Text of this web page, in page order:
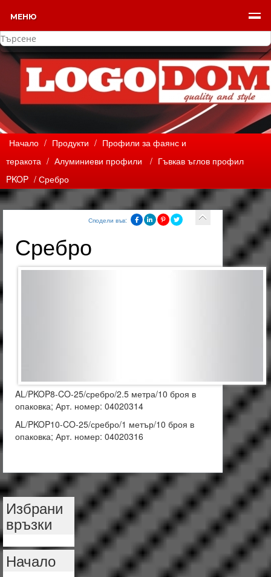
МЕНЮ
Начало / Продукти / Профили за фаянс и
теракота / Алуминиеви профили / Гъвкав ъглов профил
PKOP / Сребро
Сподели във:
Сребро
AL/PKOP8-CO-25/сребро/2.5 метра/10 броя в
опаковка; Арт. номер: 04020314
AL/PKOP10-CO-25/сребро/1 метър/10 броя в
опаковка; Арт. номер: 04020316
Избрани
връзки
Начало